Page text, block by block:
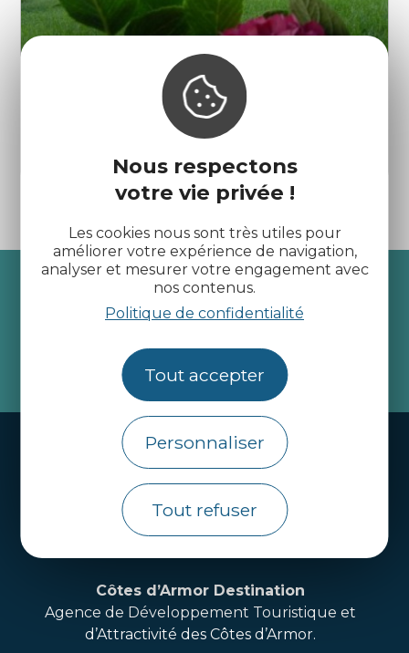
Nous respectons
votre vie privée !
Les cookies nous sont très utiles pour
améliorer votre expérience de navigation,
analyser et mesurer votre engagement avec
nos contenus.
Politique de confidentialité
Tout accepter
Personnaliser
Tout refuser
Gîtes de Ty Glaz - Le Chêne
Pleudaniel
Recevez l’actualité des
Côtes d’Armor
je m'abonne
Handi-tourisme
Brochures
Côtes d’Armor Destination
Agence de Développement Touristique et
d’Attractivité des Côtes d’Armor.